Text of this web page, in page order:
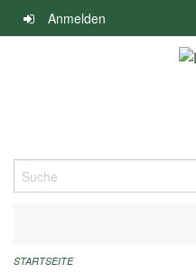
Navigation
überspringen
Anmelden
Suche
ALLGEMEINE INFORMATIONEN
STARTSEITE